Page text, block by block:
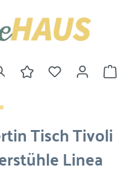
Tisch Tivoli
Linea